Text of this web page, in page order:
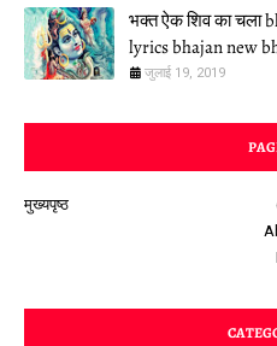
भक्त ऐक शिव का चला
lyrics bhajan new
जुलाई 19, 2019
मुख्यपृष्ठ